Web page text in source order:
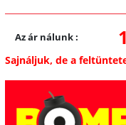
Az ár nálunk:
Sajnáljuk, de a